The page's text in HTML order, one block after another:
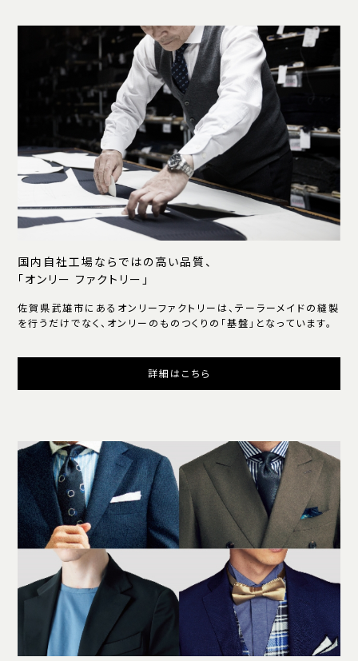
国内自社工場ならではの高い品質、
「オンリー ファクトリー」
佐賀県武雄市にあるオンリーファクトリーは、テーラーメイドの縫製
を行うだけでなく、オンリーのものつくりの「基盤」となっています。
詳細はこちら